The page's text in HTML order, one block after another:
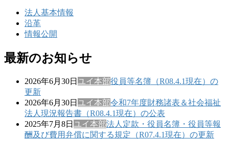
法人基本情報
沿革
情報公開
最新のお知らせ
2026年6月30日 ユイ本部役員等名簿（R08.4.1現在）の
更新
2026年6月30日 ユイ本部令和7年度財務諸表＆社会福祉
法人現況報告書（R08.4.1現在）の公表
2025年7月8日 ユイ本部法人定款・役員名簿・役員等報
酬及び費用弁償に関する規定（R07.4.1現在）の更新